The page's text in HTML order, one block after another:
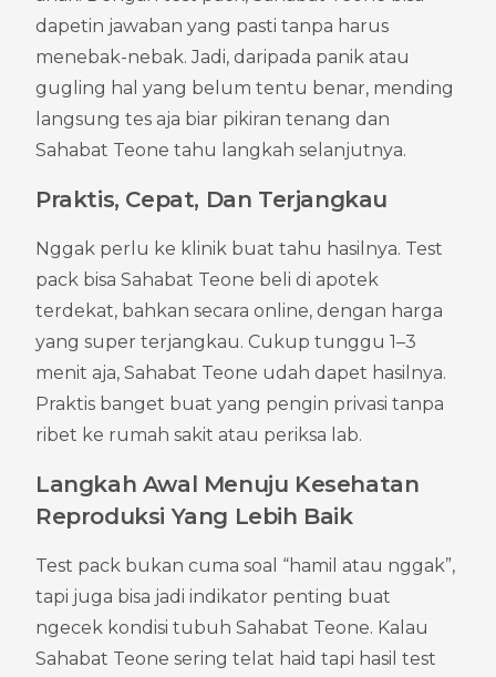
dapetin jawaban yang pasti tanpa harus
menebak-nebak. Jadi, daripada panik atau
gugling hal yang belum tentu benar, mending
langsung tes aja biar pikiran tenang dan
Sahabat Teone tahu langkah selanjutnya.
Praktis, Cepat, Dan Terjangkau
Nggak perlu ke klinik buat tahu hasilnya. Test
pack bisa Sahabat Teone beli di apotek
terdekat, bahkan secara online, dengan harga
yang super terjangkau. Cukup tunggu 1–3
menit aja, Sahabat Teone udah dapet hasilnya.
Praktis banget buat yang pengin privasi tanpa
ribet ke rumah sakit atau periksa lab.
Langkah Awal Menuju Kesehatan
Reproduksi Yang Lebih Baik
Test pack bukan cuma soal “hamil atau nggak”,
tapi juga bisa jadi indikator penting buat
ngecek kondisi tubuh Sahabat Teone. Kalau
Sahabat Teone sering telat haid tapi hasil test